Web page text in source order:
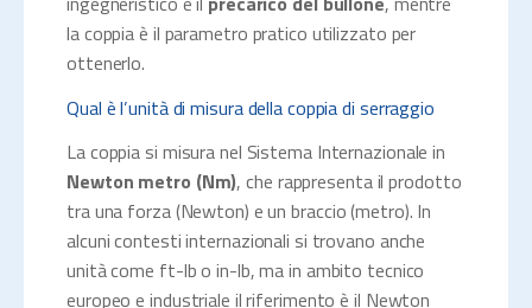
la coppia è il parametro pratico utilizzato per
ottenerlo.
Qual è l’unità di misura della coppia di serraggio
La coppia si misura nel Sistema Internazionale in
Newton metro (Nm), che rappresenta il prodotto
tra una forza (Newton) e un braccio (metro). In
alcuni contesti internazionali si trovano anche
unità come ft-lb o in-lb, ma in ambito tecnico
europeo e industriale il riferimento è il Newton